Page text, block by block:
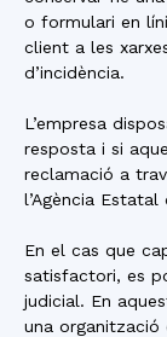
o formulari en
client a les
d’incidència.
L’empresa
resposta i si
reclamació a
l’Agència
En el cas que
satisfactori, es
judicial. En
una organització